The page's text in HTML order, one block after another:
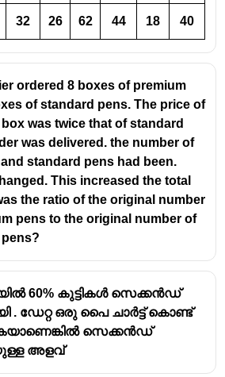
32 26 62 44 18 40
ordered 8 boxes of premium
of standard pens. The price of
was twice that of standard
was delivered. the number of
standard pens had been.
This increased the total
the ratio of the original number
pens to the original number of
60% കുട്ടികൾ സെക്കൻഡ്
. ഡേറ്റ ഒരു പൈ ചാർട്ട് കൊണ്ട്
സെക്കൻഡ്
അളവ്